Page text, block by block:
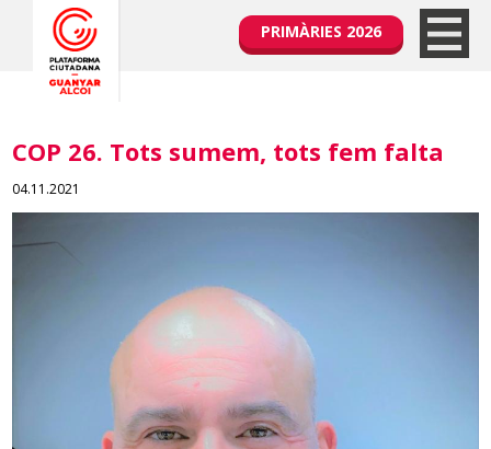
PRIMÀRIES 2026
COP 26. Tots sumem, tots fem falta
04.11.2021